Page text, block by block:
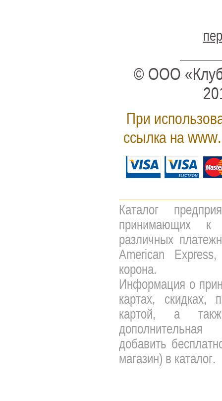
© ООО
При
ссылка на
Каталог
принимающих к
различных
American
корона.
Информация о
картах, скидках,
картой, а
добавить
магазин) в каталог.